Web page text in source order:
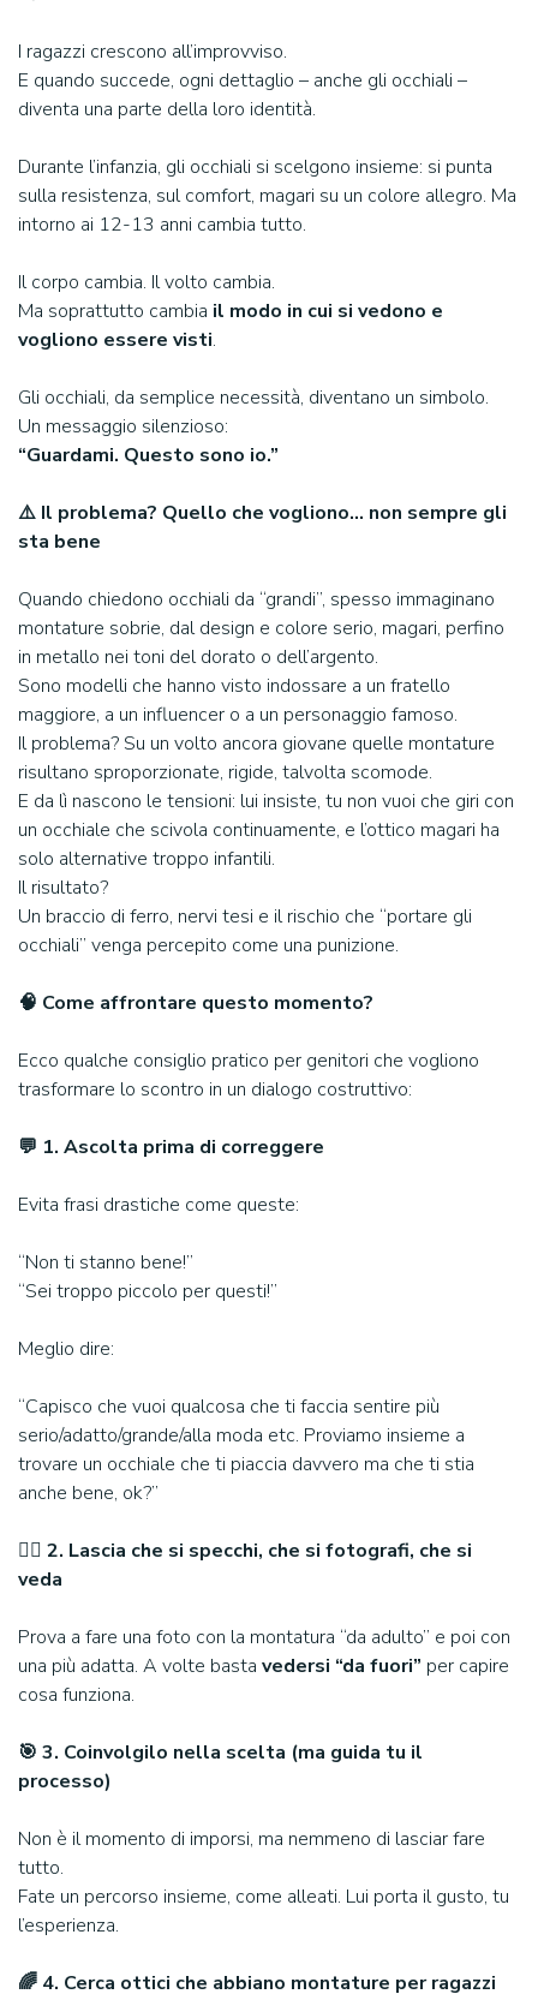
I ragazzi crescono all’improvviso.
E quando succede, ogni dettaglio – anche gli occhiali –
diventa una parte della loro identità.
Durante l’infanzia, gli occhiali si scelgono insieme: si punta
sulla resistenza, sul comfort, magari su un colore allegro. Ma
intorno ai 12-13 anni cambia tutto.
Il corpo cambia. Il volto cambia.
Ma soprattutto cambia il modo in cui si vedono e
vogliono essere visti.
Gli occhiali, da semplice necessità, diventano un simbolo.
Un messaggio silenzioso:
“Guardami. Questo sono io.”
⚠️ Il problema? Quello che vogliono… non sempre gli
sta bene
Quando chiedono occhiali da “grandi”, spesso immaginano
montature sobrie, dal design e colore serio, magari, perfino
in metallo nei toni del dorato o dell’argento.
Sono modelli che hanno visto indossare a un fratello
maggiore, a un influencer o a un personaggio famoso.
Il problema? Su un volto ancora giovane quelle montature
risultano sproporzionate, rigide, talvolta scomode.
E da lì nascono le tensioni: lui insiste, tu non vuoi che giri con
un occhiale che scivola continuamente, e l’ottico magari ha
solo alternative troppo infantili.
Il risultato?
Un braccio di ferro, nervi tesi e il rischio che “portare gli
occhiali” venga percepito come una punizione.
🧠 Come affrontare questo momento?
Ecco qualche consiglio pratico per genitori che vogliono
trasformare lo scontro in un dialogo costruttivo:
💬 1. Ascolta prima di correggere
Evita frasi drastiche come queste:
“Non ti stanno bene!”
“Sei troppo piccolo per questi!”
Meglio dire:
“Capisco che vuoi qualcosa che ti faccia sentire più
serio/adatto/grande/alla moda etc. Proviamo insieme a
trovare un occhiale che ti piaccia davvero ma che ti stia
anche bene, ok?”
🧍‍♂️ 2. Lascia che si specchi, che si fotografi, che si
veda
Prova a fare una foto con la montatura “da adulto” e poi con
una più adatta. A volte basta vedersi “da fuori” per capire
cosa funziona.
🎯 3. Coinvolgilo nella scelta (ma guida tu il
processo)
Non è il momento di imporsi, ma nemmeno di lasciar fare
tutto.
Fate un percorso insieme, come alleati. Lui porta il gusto, tu
l’esperienza.
🌈 4. Cerca ottici che abbiano montature per ragazzi
Cerca: